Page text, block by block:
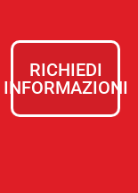
RICHIEDI
INFORMAZIONI